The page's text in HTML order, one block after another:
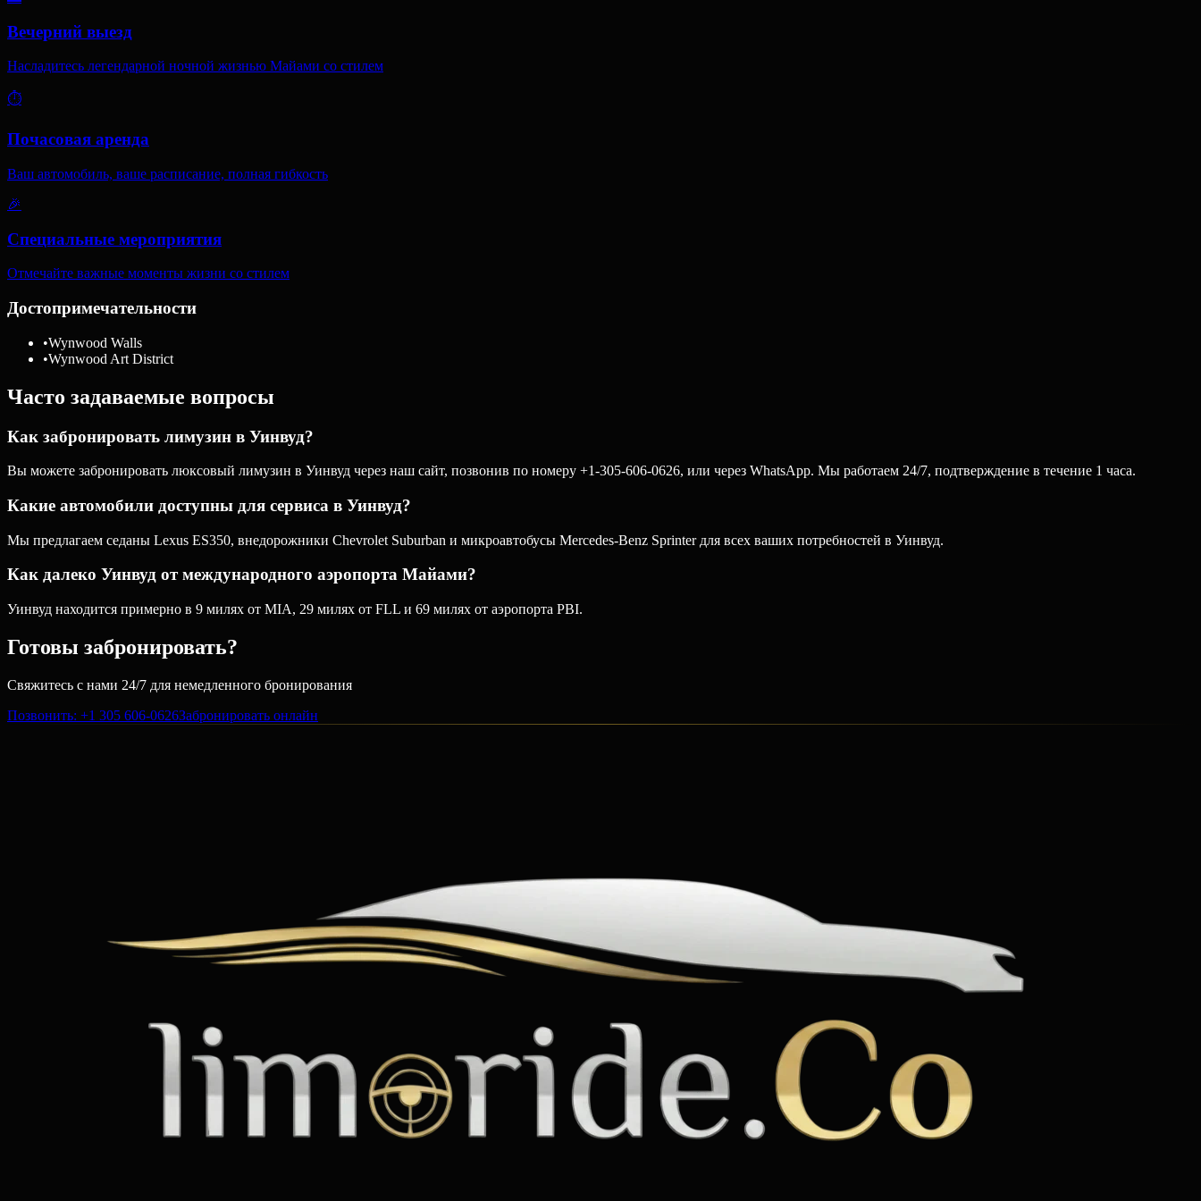
Вечерний выезд
Насладитесь легендарной ночной жизнью Майами со стилем
⏱️
Почасовая аренда
Ваш автомобиль, ваше расписание, полная гибкость
🎉
Специальные мероприятия
Отмечайте важные моменты жизни со стилем
Достопримечательности
•Wynwood Walls
•Wynwood Art District
Часто задаваемые вопросы
Как забронировать лимузин в Уинвуд?
Вы можете забронировать люксовый лимузин в Уинвуд через наш сайт, позвонив по номеру +1-305-606-0626, или через WhatsApp. Мы работаем 24/7, подтверждение в течение 1 часа.
Какие автомобили доступны для сервиса в Уинвуд?
Мы предлагаем седаны Lexus ES350, внедорожники Chevrolet Suburban и микроавтобусы Mercedes-Benz Sprinter для всех ваших потребностей в Уинвуд.
Как далеко Уинвуд от международного аэропорта Майами?
Уинвуд находится примерно в 9 милях от MIA, 29 милях от FLL и 69 милях от аэропорта PBI.
Готовы забронировать?
Свяжитесь с нами 24/7 для немедленного бронирования
Позвонить: +1 305 606-0626Забронировать онлайн